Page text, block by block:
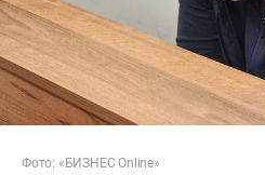
Фото: «БИЗНЕС Online»